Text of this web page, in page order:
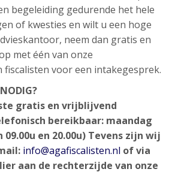
begeleiding gedurende het hele
of kwesties en wilt u een hoge
neem dan gratis en
met één van onze
fiscalisten voor een intakegesprek.
gratis en vrijblijvend
bereikbaar: maandag
en 20.00u) Tevens zijn wij
info@agafiscalisten.nl of via
aan de rechterzijde van onze